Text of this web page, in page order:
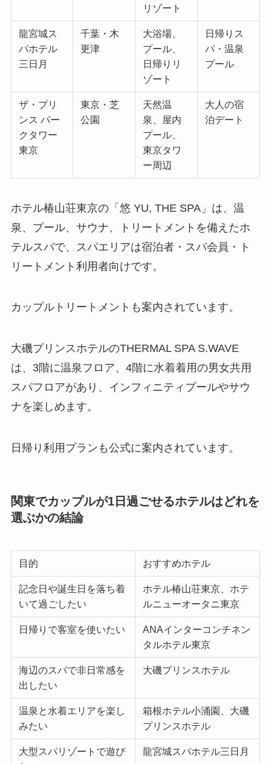
リゾート
龍宮城ス
パホテル
三日月
千葉・木
更津
大浴場、
プール、
日帰りリ
ゾート
日帰りス
パ・温泉
プール
ザ・プリ
ンス パー
クタワー
東京
東京・芝
公園
天然温
泉、屋内
プール、
東京タワ
ー周辺
大人の宿
泊デート
ホテル椿山荘東京の「悠 YU, THE SPA」は、温
泉、プール、サウナ、トリートメントを備えたホ
テルスパで、スパエリアは宿泊者・スパ会員・ト
リートメント利用者向けです。
カップルトリートメントも案内されています。
大磯プリンスホテルのTHERMAL SPA S.WAVE
は、3階に温泉フロア、4階に水着着用の男女共用
スパフロアがあり、インフィニティプールやサウ
ナを楽しめます。
日帰り利用プランも公式に案内されています。
関東でカップルが1日過ごせるホテルはどれを
選ぶかの結論
目的 おすすめホテル
記念日や誕生日を落ち着
いて過ごしたい
ホテル椿山荘東京、ホテ
ルニューオータニ東京
日帰りで客室を使いたい
ANAインターコンチネン
タルホテル東京
海辺のスパで非日常感を
出したい
大磯プリンスホテル
温泉と水着エリアを楽し
みたい
箱根ホテル小涌園、大磯
プリンスホテル
大型スパリゾートで遊び
龍宮城スパホテル三日月